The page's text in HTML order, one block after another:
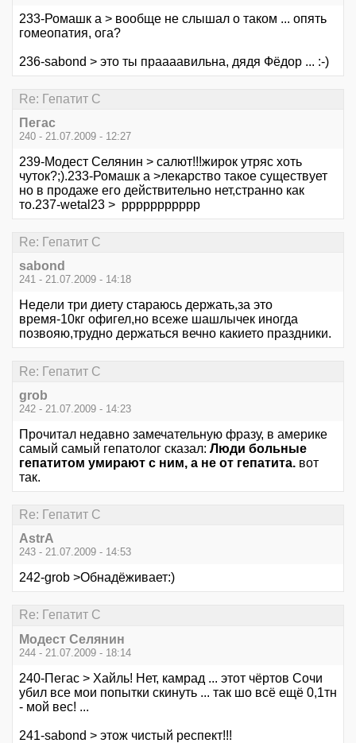
233-Ромашк а > вообще не слышал о таком ... опять
гомеопатия, ога?
236-sabond > это ты праааавильна, дядя Фёдор ... :-)
Re: Гепатит С
Пегас
240 - 21.07.2009 - 12:27
239-Модест Селянин > салют!!!жирок утряс хоть
чуток?;).233-Ромашк а >лекарство такое существует
но в продаже его действительно нет,странно как
то.237-wetal23 > ррррррррррр
Re: Гепатит С
sabond
241 - 21.07.2009 - 14:18
Недeли три диету стараюсь держать,за это
время-10кг офигел,но всеже шашлычек иногда
позвояю,трудно держаться вечно какието праздники.
Re: Гепатит С
grob
242 - 21.07.2009 - 14:23
Прочитал недавно замечательную фразу, в америке
самый самый гепатолог сказал: Люди больные
гепатитом умирают с ним, а не от гепатита. вот
так.
Re: Гепатит С
AstrA
243 - 21.07.2009 - 14:53
242-grob >Обнадёживает:)
Re: Гепатит С
Модест Селянин
244 - 21.07.2009 - 18:14
240-Пегас > Хайль! Нет, камрад ... этот чёртов Сочи
убил все мои попытки скинуть ... так шо всё ещё 0,1тн
- мой вес! ...
241-sabond > этож чистый респект!!!